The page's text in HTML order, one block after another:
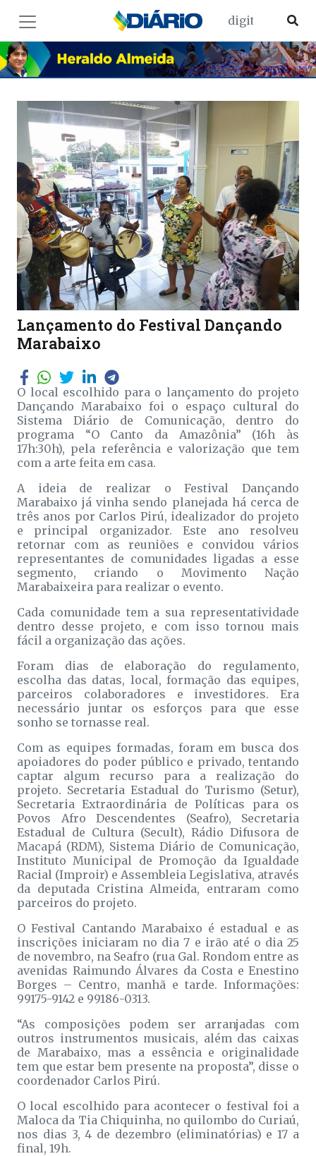
Lançamento do Festival Dançando
Marabaixo
O local escolhido para o lançamento do projeto
Dançando Marabaixo foi o espaço cultural do
Sistema Diário de Comunicação, dentro do
programa “O Canto da Amazônia” (16h às
17h:30h), pela referência e valorização que tem
com a arte feita em casa.
A ideia de realizar o Festival Dançando
Marabaixo já vinha sendo planejada há cerca de
três anos por Carlos Pirú, idealizador do projeto
e principal organizador. Este ano resolveu
retornar com as reuniões e convidou vários
representantes de comunidades ligadas a esse
segmento, criando o Movimento Nação
Marabaixeira para realizar o evento.
Cada comunidade tem a sua representatividade
dentro desse projeto, e com isso tornou mais
fácil a organização das ações.
Foram dias de elaboração do regulamento,
escolha das datas, local, formação das equipes,
parceiros colaboradores e investidores. Era
necessário juntar os esforços para que esse
sonho se tornasse real.
Com as equipes formadas, foram em busca dos
apoiadores do poder público e privado, tentando
captar algum recurso para a realização do
projeto. Secretaria Estadual do Turismo (Setur),
Secretaria Extraordinária de Políticas para os
Povos Afro Descendentes (Seafro), Secretaria
Estadual de Cultura (Secult), Rádio Difusora de
Macapá (RDM), Sistema Diário de Comunicação,
Instituto Municipal de Promoção da Igualdade
Racial (Improir) e Assembleia Legislativa, através
da deputada Cristina Almeida, entraram como
parceiros do projeto.
O Festival Cantando Marabaixo é estadual e as
inscrições iniciaram no dia 7 e irão até o dia 25
de novembro, na Seafro (rua Gal. Rondom entre as
avenidas Raimundo Álvares da Costa e Enestino
Borges – Centro, manhã e tarde. Informações:
99175-9142 e 99186-0313.
“As composições podem ser arranjadas com
outros instrumentos musicais, além das caixas
de Marabaixo, mas a essência e originalidade
tem que estar bem presente na proposta”, disse o
coordenador Carlos Pirú.
O local escolhido para acontecer o festival foi a
Maloca da Tia Chiquinha, no quilombo do Curiaú,
nos dias 3, 4 de dezembro (eliminatórias) e 17 a
final, 19h.